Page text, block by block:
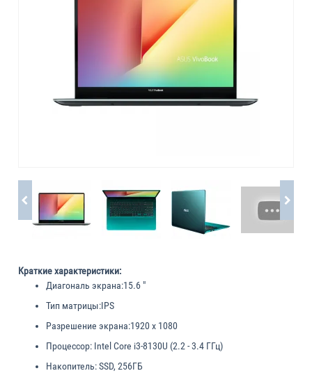
Краткие характеристики:
Диагональ экрана:15.6 "
Тип матрицы:IPS
Разрешение экрана:1920 x 1080
Процессор: Intel Core i3-8130U (2.2 - 3.4 ГГц)
Накопитель:SSD, 256ГБ